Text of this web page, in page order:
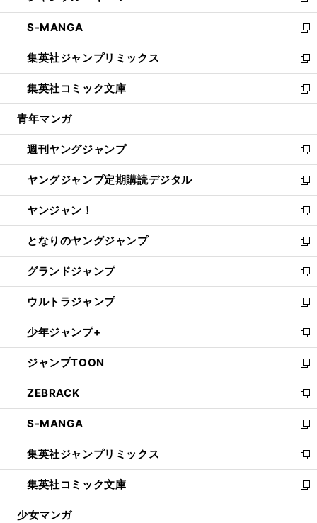
開
く
ウ
で
開
く
ン
ド
ウ
で
開
く
ウ
ィ
ン
ド
ウ
で
開
し
い
ウ
ィ
ン
ド
ウ
開
く
S-MANGA
新
し
い
ウ
ィ
ン
ウ
で
開
く
集英社ジャンプリミックス
新
し
い
ウ
ン
ド
ウ
で
開
く
集英社コミック文庫
新
し
ウ
ィ
ン
ド
ウ
で
開
く
青年マンガ
週刊ヤングジャンプ
新
し
い
ウ
ィ
ン
ド
ウ
で
開
く
ヤングジャンプ定期購読デジタル
新
し
い
ウ
ィ
ン
ド
ウ
で
開
く
ヤンジャン！
新
し
い
ウ
ィ
ン
ド
ウ
で
開
く
となりのヤングジャンプ
新
し
い
ウ
ィ
ン
ド
ウ
で
開
く
グランドジャンプ
新
し
い
ウ
ィ
ン
ド
ウ
で
開
く
ウルトラジャンプ
新
し
い
ウ
ィ
ン
ド
ウ
で
開
く
少年ジャンプ+
新
し
い
ウ
ィ
ン
ド
ウ
で
開
く
ジャンプTOON
新
し
い
ウ
ィ
ン
ド
ウ
で
開
ZEBRACK
新
し
い
ウ
ィ
ン
ド
ウ
S-MANGA
新
し
い
ウ
ィ
ン
集英社ジャンプリミックス
新
し
い
ウ
集英社コミック文庫
新
し
少女マンガ